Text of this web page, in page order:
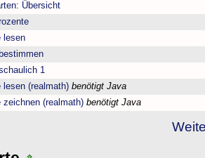
Übersicht
lesen
1
lesen (realmath) benötigt Java
zeichnen (realmath) benötigt Java